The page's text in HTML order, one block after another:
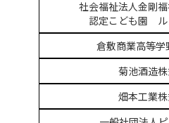
社会福祉法人金剛
認定こども園 ル
倉敷商業高等学
菊池酒造
畑本工業